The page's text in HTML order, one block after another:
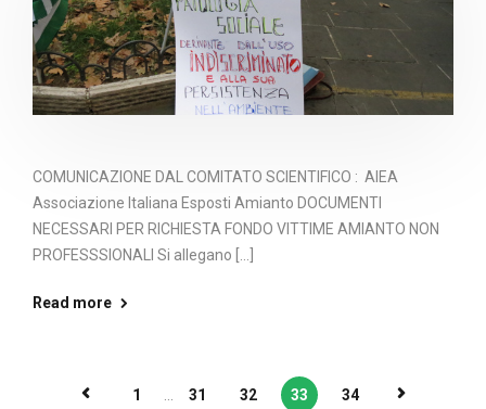
COMUNICAZIONE DAL COMITATO SCIENTIFICO : AIEA
Associazione Italiana Esposti Amianto DOCUMENTI
NECESSARI PER RICHIESTA FONDO VITTIME AMIANTO NON
PROFESSSIONALI Si allegano [...]
Read more
1 31 32 33 34